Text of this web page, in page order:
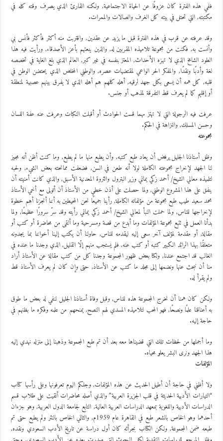
ففي هذه الفترة كان عزوفًا عن الحياة الاجتماعية, ولكنه القارئ الذي يصرف وقته كله في
مكتبته, التي تحتل في بيته كل الغرف والصالات والممرات.
وقد عرفته عن قرب في هذه الفترة قبل ما يزيد عن عقدين, واقتربت منه أكثر فأكثر فأنس بي
وأنست به, فكنت من مجموعة تلاميذه المقربين له, والذين ينعتهم بأعز الأصدقاء, ورأيت فيه هذا
الطود الشامخ الذي لا تهزه الأحداث, المعتز بنفسه في غير كبر, العالم الذي بلغ الغاية في تخصصه
لغة وأدبًا ونقدًا, والمفكر الحر الواعي لمقتضيات عصره, والوطني المخلص الذي يحتضن الوطن في
قلبه, كل همه أن يسعى بكل جهد لرقيه, أهله كلهم هم أهله الذي لا يفرق بينهم عصبية لمنطقة
أو إقليم كما لم يعرف قط التفرقة لمذهب أو جنس.
عرفت فيه الرجولة التي لا تهتز مهما قست الحوادث أو أقبلت النكبات وعرفت عنه عفة اللسان
وحسن المسلك, والنزاهة في الحكم.
مجموعته
وظل أستاذنا الجليل يرفض أن يعاد طبع كتبه, وأن يطبع منها ما لم يطبع, وما كنت أظن أنه مجيز
لنا الجهد لإخراج مجموعته الكاملة لولا أنه طعن في السن, فضعفت ممانحته بعض الشيء, ولحبه
لتلميذه معالي الشيخ/ أحمد زكي يماني وزير البترول والثروة المعدنية الأسبق, والذي كانت أمنيته أن
ينفق على هذا المشروع الوطني, ولما حصلت على أذن خطي من الأستاذ أن أتولى مع أخي الأستاذ
محمد سعيد طيب طبع مجموعة من مؤلفاته الكاملة, رأينا جميعًا نحن المحيطين به أننا أنجزنا أهم خطوة
لإخراجها للناس, ولما حملت النبأ لمعالي الشيخ/ أحمد زكي يماني رأيته وقد سرّ سرورًا عظيمًا, ولما
بدأنا العمل في تتبع مجموعة المؤلفات وما أبدع من قصة ومسرحية وما ألقى من محاضرة أو كتب أو
مقالة, أو مقدمة لمؤلف آخر سعى إليه ليقدمه للناس, حاولنا أن يكتب إلينا أخواننا بما يجدونه
متعلقًا بهذا الرائد الكبير كتبه أو كتب عنه, فلم يستجب منهم إلّا القليل, الذي وجدنا ما عنده في
الغالب قد اجتمع عندنا, ولكنا بعض ظهور المجموعة وجدنا كل من كتب مقالة عن الأستاذ أراد
منا أن نبحث عنها ونضمها إلى مجلد ما كتب عن الأستاذ, حتى وإن كان لم يعرف الأستاذ قط
ولم يقرأ له.
ولكن كان همنا أن نخرج المجموعة هذه للناس, وقبل وفاة أستاذنا الجليل لنفي له بعض ما طوق
به أعناقنا علمًا ونصحًا, فهو المحب لتلاميذه المسدي لهم النصح, يمنحهم من علمه وفكره ما بظنهم في
حاجة إليه.
وما أجملها من لحظات تلك التي قضيناها معه بعد أن تم طبع المجموعة وذهبنا إلى منزله نهدي إليه
هذا الجهد ونرى البشر يعلو محياه.
المؤلفات
ولا أظني في حاجة أن أطيل الحديث عن هذه المؤلفات, وجلكم اليوم تعرفونها وعلى رأسها كتاب
“التيارات الأدبية الحديثة في قلب الجزيرة العربية” والذي أصله محاضرات ألقيت على طلاب قسم
الدراسات الأدبية واللغوية بمعهد الدراسات العربية العالية, التابع لجامعة الدول العربية, وهو جزءان
أحدهما وهو الخاص بالشعر طبع في القاهرة عام 1959م, والثاني الخاص بالنثر ولم يطبع حتى تم
طبعه ضمن المجموعة, ولكن الكتاب بجرأئه كان أول دراسة عن تاريخ الأدب السعودي ونقده,